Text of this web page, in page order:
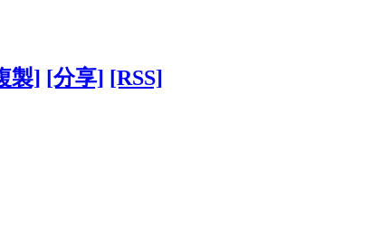
製] [分享] [RSS]